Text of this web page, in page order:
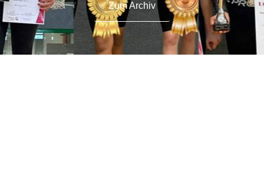
Zum Archiv